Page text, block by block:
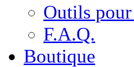
Outils
F.A.Q.
Boutique